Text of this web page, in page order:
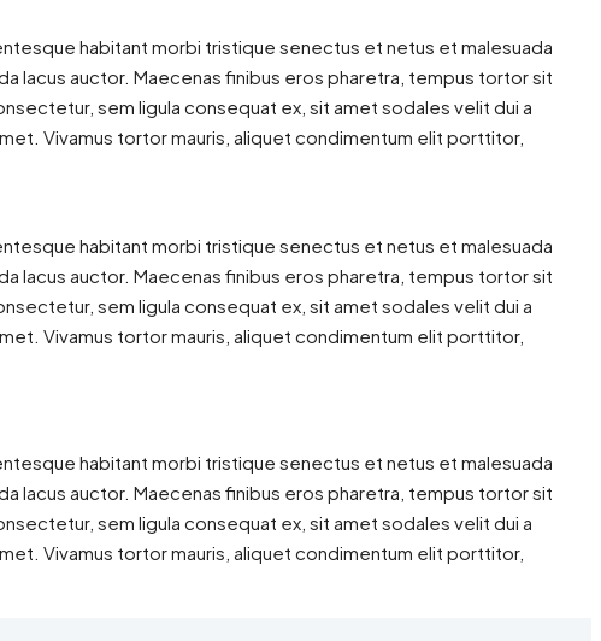
habitant morbi tristique senectus et netus et malesuada
lacus auctor. Maecenas finibus eros pharetra, tempus tortor sit
sem ligula consequat ex, sit amet sodales velit dui a
Vivamus tortor mauris, aliquet condimentum elit porttitor,
habitant morbi tristique senectus et netus et malesuada
lacus auctor. Maecenas finibus eros pharetra, tempus tortor sit
sem ligula consequat ex, sit amet sodales velit dui a
Vivamus tortor mauris, aliquet condimentum elit porttitor,
habitant morbi tristique senectus et netus et malesuada
lacus auctor. Maecenas finibus eros pharetra, tempus tortor sit
sem ligula consequat ex, sit amet sodales velit dui a
Vivamus tortor mauris, aliquet condimentum elit porttitor,